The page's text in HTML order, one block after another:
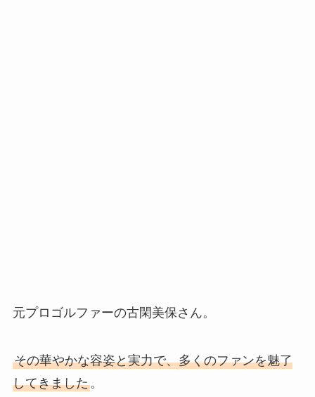
元プロゴルファーの古閑美保さん。
その華やかな容姿と実力で、多くのファンを魅了
してきました。